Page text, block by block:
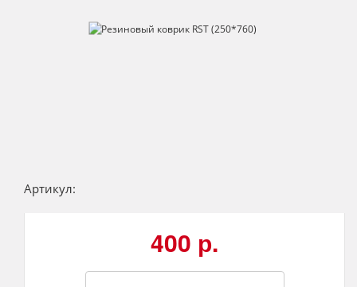
Артикул:
400 р.